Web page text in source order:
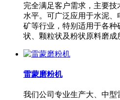
完全满足客户需求，主要
水平。可广泛应用于水泥
矿等行业，特别适用于各
状、颗粒状及粉状原料磨成
雷蒙磨粉机
我们公司专业生产大、中